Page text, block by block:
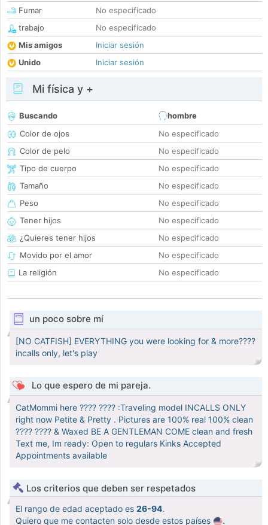
Fumar
No especificado
trabajo
No especificado
Mis amigos
Iniciar sesión
Unido
Iniciar sesión
Mi física y +
Buscando
hombre
Color de ojos
No especificado
Color de pelo
No especificado
Tipo de cuerpo
No especificado
Tamaño
No especificado
Peso
No especificado
Tener hijos
No especificado
¿Quieres tener hijos
No especificado
Movido por el amor
No especificado
La religión
No especificado
un poco sobre mí
[NO CATFISH] EVERYTHING you were looking for & more????
incalls only, let's play
Lo que espero de mi pareja.
CatMommi here ???? ???? :Traveling model INCALLS ONLY
right now Petite & Pretty . Pictures are 100% real 100% clean
???? ???? & Waxed BE A GENTLEMAN COME clean and fresh
Text me, Im ready: Open to regulars Kinks Accepted
Appointments available
Los criterios que deben ser respetados
El rango de edad aceptado es 26-94.
Quiero que me contacten solo desde estos países
.